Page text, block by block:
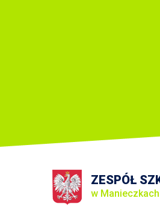
ZESPÓŁ
w Manieczkach